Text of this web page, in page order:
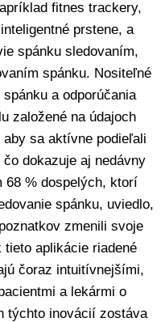
fitnes trackery,
prstene, a
spánku sledovaním,
spánku. Nositeľné
a odporúčania
založené na údajoch
sa aktívne podieľali
dokazuje aj nedávny
68 % dospelých, ktorí
spánku, uviedlo,
zmenili svoje
aplikácie riadené
čoraz intuitívnejšími,
a lekármi o
týchto inovácií zostáva